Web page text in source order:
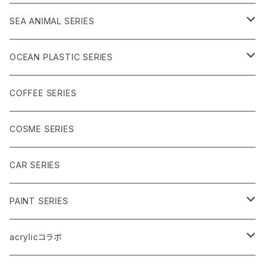
ブラック系
シャーベット系
うみのいきもの
ブラック系
うみのいきもの
クリア系
ブラック系
SEA ANIMAL SERIES
海洋プラ
メタル
メタルアート（ブルー系）
箔（ブルー系）
ノーマル（ブルー系）
OCEAN PLASTIC SERIES
クリア系
乳白系
ブラック系
うみのいきもの
COFFEE SERIES
COSME SERIES
CAR SERIES
PAINT SERIES
ブルー系
acrylicコラボ